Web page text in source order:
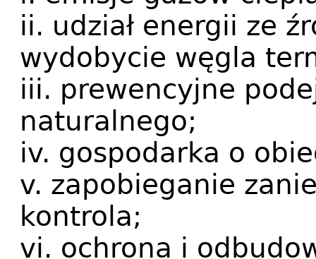
ii. udział energii ze
wydobycie węgla
iii. prewencyjne
naturalnego;
iv. gospodarka o
v. zapobieganie
kontrola;
vi. ochrona i